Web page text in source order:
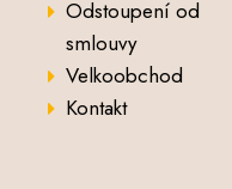
Odstoupení od
smlouvy
Velkoobchod
Kontakt